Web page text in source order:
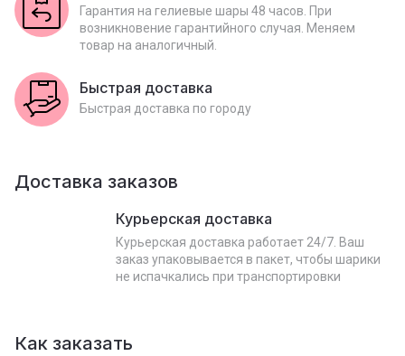
Гарантия на гелиевые шары 48 часов. При
возникновение гарантийного случая. Меняем
товар на аналогичный.
Быстрая доставка
Быстрая доставка по городу
Доставка заказов
Курьерская доставка
Курьерская доставка работает 24/7. Ваш
заказ упаковывается в пакет, чтобы шарики
не испачкались при транспортировки
Как заказать